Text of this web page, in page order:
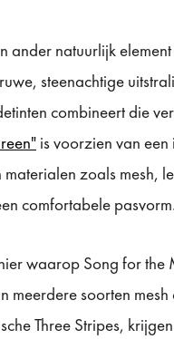
ander natuurlijk
steenachtige
combineert die
is voorzien van
zoals mesh,
comfortabele pasvorm.
waarop Song for
soorten
Three Stripes,